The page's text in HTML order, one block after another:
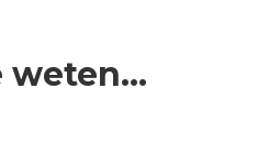
weten…